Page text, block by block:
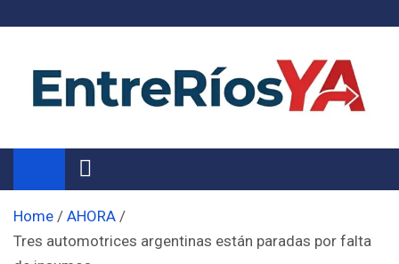
Noticias de Entre Ríos
Información de toda la provincia ahora
Home
AHORA
Tres automotrices argentinas están paradas por falta